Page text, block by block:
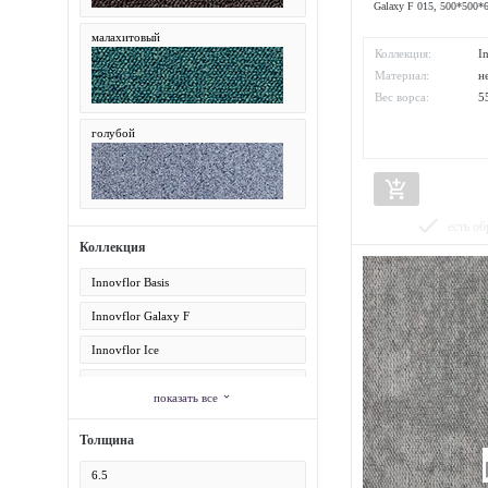
малахитовый
голубой
Коллекция
Innovflor Basis
Innovflor Galaxy F
Innovflor Ice
показать все expand_more
Толщина
6.5
Galaxy F 015,
Коллекция:
Материал:
Вес ворса:
add_shopping_cart